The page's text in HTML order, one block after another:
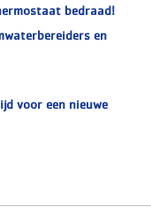
bedraad!
en
voor een nieuwe